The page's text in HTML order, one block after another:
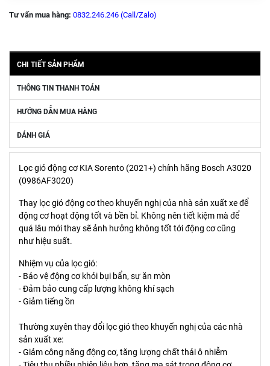
Tư vấn mua hàng: 0832.246.246 (Call/Zalo)
CHI TIẾT SẢN PHẨM
THÔNG TIN THANH TOÁN
HƯỚNG DẪN MUA HÀNG
ĐÁNH GIÁ
Lọc gió động cơ KIA Sorento (2021+) chính hãng Bosch A3020
(0986AF3020)
Thay lọc gió động cơ theo khuyến nghị của nhà sản xuất xe để
động cơ hoạt động tốt và bền bỉ. Không nên tiết kiệm mà để
quá lâu mới thay sẽ ảnh hưởng không tốt tới động cơ cũng
như hiệu suất.
Nhiệm vụ của lọc gió:
- Bảo vệ động cơ khỏi bụi bẩn, sự ăn mòn
- Đảm bảo cung cấp lượng không khí sạch
- Giảm tiếng ồn
Thường xuyên thay đổi lọc gió theo khuyến nghị của các nhà
sản xuất xe:
- Giảm công năng động cơ, tăng lượng chất thải ô nhiễm